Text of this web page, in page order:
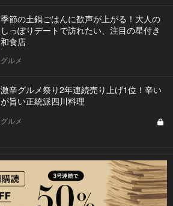
季節の土鍋ごはんに歓声が上がる！大人の
しっぽりデートで訪れたい、注目の星付き
和食店
グルメ
激辛グルメ祭り2年連続売り上げ1位！辛い
が旨い正統派四川料理
グルメ